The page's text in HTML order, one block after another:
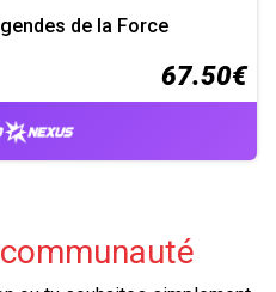
de la Force
67.50€